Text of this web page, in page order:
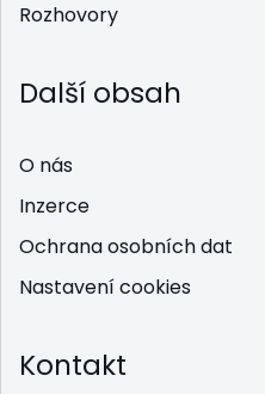
Rozhovory
Další obsah
O nás
Inzerce
Ochrana osobních dat
Nastavení cookies
Kontakt